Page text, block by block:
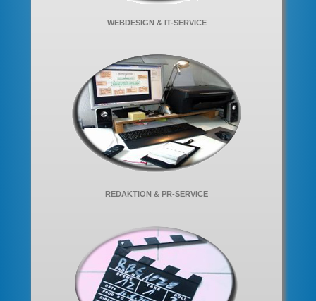
WEBDESIGN & IT-SERVICE
REDAKTION & PR-SERVICE